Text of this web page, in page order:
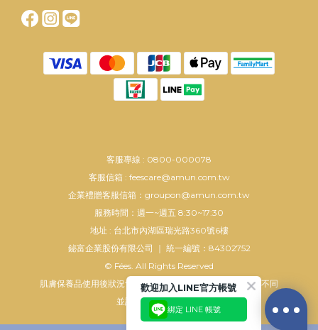
客服專線 : 0800-000078
客服信箱 : feescare@amun.com.tw
企業禮贈客服信箱：groupon@amun.com.tw
服務時間：週一~週五 8:30~17:30
地址 : 台北市內湖區瑞光路360號6樓
鉍富企業股份有限公司 ｜ 統一編號：84302752
© Fées. All Rights Reserved
肌膚保養品使用後狀況會依個人使用方法及肌膚狀況而有所不同
並請配合正確使用方法
歡迎加入LINE官方帳號
綁定 LINE 帳號